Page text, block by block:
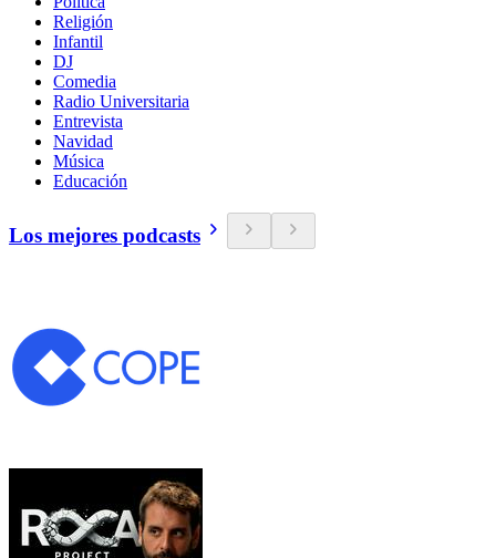
Religión
Infantil
DJ
Comedia
Radio Universitaria
Entrevista
Navidad
Música
Educación
Los mejores podcasts